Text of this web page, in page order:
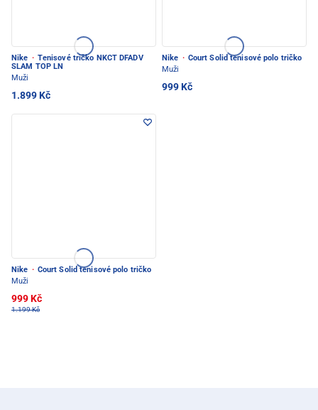
Nike · Tenisové tričko NKCT DFADV
SLAM TOP LN
Muži
1.899 Kč
Nike · Court Solid tenisové polo tričko
Muži
999 Kč
Nike · Court Solid tenisové polo tričko
Muži
999 Kč
1.199 Kč